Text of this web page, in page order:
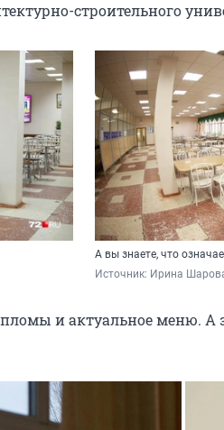
строительного
А вы знаете, что
Источник: Ирина
и актуальное меню. А